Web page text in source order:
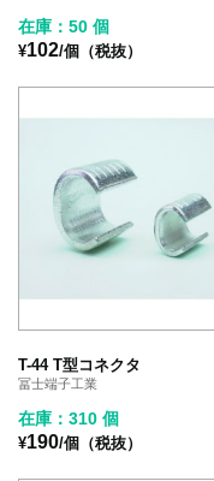
在庫：50 個
¥102/個（税抜）
T-44 T型コネクタ
冨士端子工業
在庫：310 個
¥190/個（税抜）